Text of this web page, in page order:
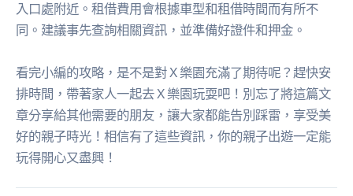
入口處附近。租借費用會根據車型和租借時間而有所不
同。建議事先查詢相關資訊，並準備好證件和押金。
看完小編的攻略，是不是對Ｘ樂園充滿了期待呢？趕快安
排時間，帶著家人一起去Ｘ樂園玩耍吧！別忘了將這篇文
章分享給其他需要的朋友，讓大家都能告別踩雷，享受美
好的親子時光！相信有了這些資訊，你的親子出遊一定能
玩得開心又盡興！